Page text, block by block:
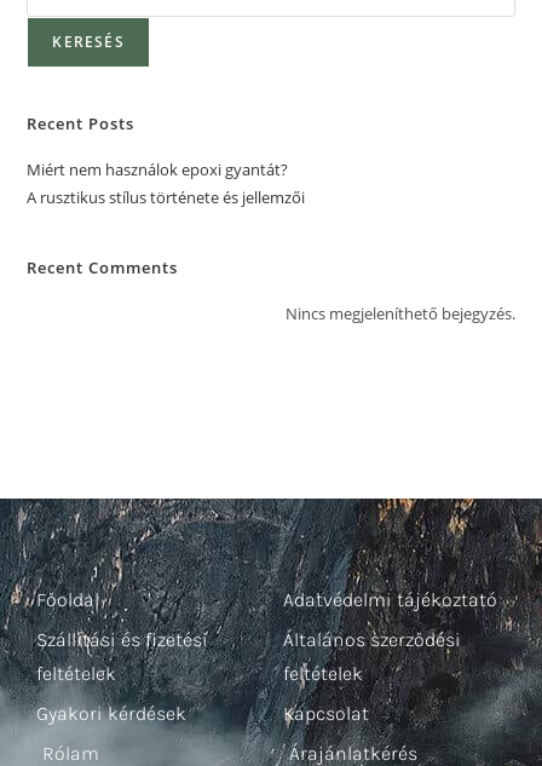
KERESÉS
Recent Posts
Miért nem használok epoxi gyantát?
A rusztikus stílus története és jellemzői
Recent Comments
Nincs megjeleníthető bejegyzés.
Főoldal
Szállítási és fizetési
feltételek
Gyakori kérdések
Rólam
Adatvédelmi tájékoztató
Általános szerződési
feltételek
Kapcsolat
Árajánlatkérés